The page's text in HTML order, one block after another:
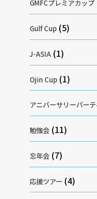
GMFCプレミアカップ
Gulf Cup (5)
J-ASIA (1)
Ojin Cup (1)
アニバーサリーパーテ
勉強会 (11)
忘年会 (7)
応援ツアー (4)